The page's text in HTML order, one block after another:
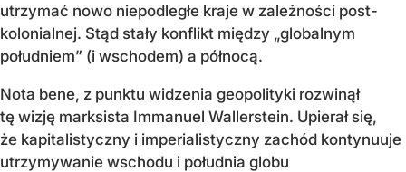
utrzymać nowo niepodległe kraje w zależności post-
kolonialnej. Stąd stały konflikt między „globalnym
południem” (i wschodem) a północą.
Nota bene, z punktu widzenia geopolityki rozwinął
tę wizję marksista Immanuel Wallerstein. Upierał się,
że kapitalistyczny i imperialistyczny zachód kontynuuje
utrzymywanie wschodu i południa globu